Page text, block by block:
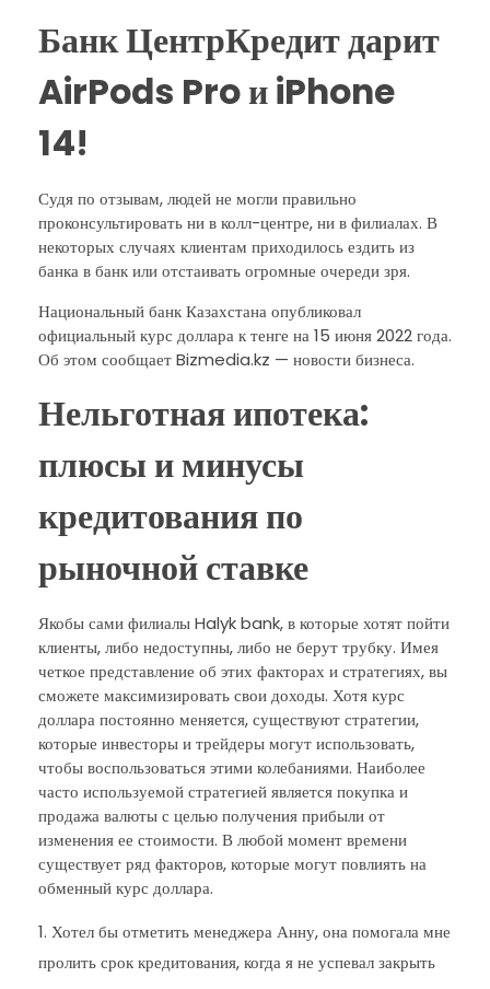
Банк ЦентрКредит дарит
AirPods Pro и iPhone
14!
Судя по отзывам, людей не могли правильно
проконсультировать ни в колл-центре, ни в филиалах. В
некоторых случаях клиентам приходилось ездить из
банка в банк или отстаивать огромные очереди зря.
Национальный банк Казахстана опубликовал
официальный курс доллара к тенге на 15 июня 2022 года.
Об этом сообщает Bizmedia.kz — новости бизнеса.
Нельготная ипотека:
плюсы и минусы
кредитования по
рыночной ставке
Якобы сами филиалы Halyk bank, в которые хотят пойти
клиенты, либо недоступны, либо не берут трубку. Имея
четкое представление об этих факторах и стратегиях, вы
сможете максимизировать свои доходы. Хотя курс
доллара постоянно меняется, существуют стратегии,
которые инвесторы и трейдеры могут использовать,
чтобы воспользоваться этими колебаниями. Наиболее
часто используемой стратегией является покупка и
продажа валюты с целью получения прибыли от
изменения ее стоимости. В любой момент времени
существует ряд факторов, которые могут повлиять на
обменный курс доллара.
Хотел бы отметить менеджера Анну, она помогала мне
пролить срок кредитования, когда я не успевал закрыть